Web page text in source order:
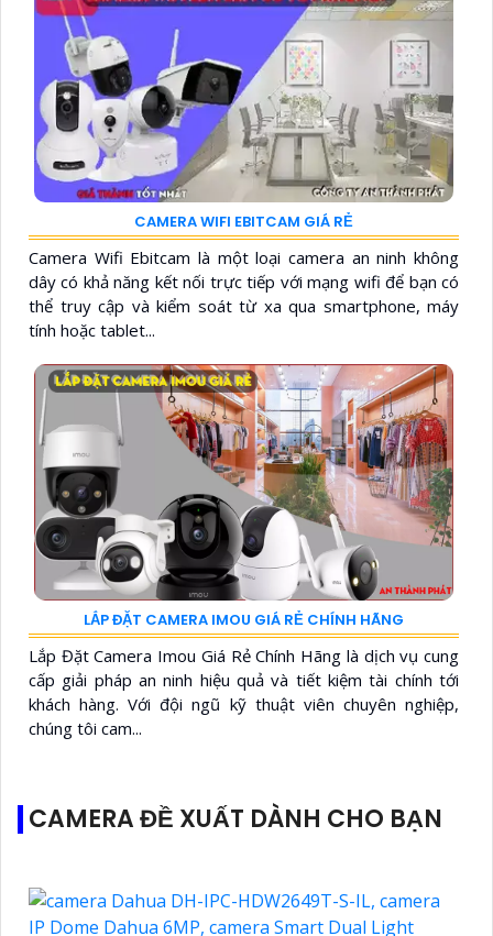
CAMERA WIFI EBITCAM GIÁ RẺ
Camera Wifi Ebitcam là một loại camera an ninh không
dây có khả năng kết nối trực tiếp với mạng wifi để bạn có
thể truy cập và kiểm soát từ xa qua smartphone, máy
tính hoặc tablet...
LẮP ĐẶT CAMERA IMOU GIÁ RẺ CHÍNH HÃNG
Lắp Đặt Camera Imou Giá Rẻ Chính Hãng là dịch vụ cung
cấp giải pháp an ninh hiệu quả và tiết kiệm tài chính tới
khách hàng. Với đội ngũ kỹ thuật viên chuyên nghiệp,
chúng tôi cam...
CAMERA ĐỀ XUẤT DÀNH CHO BẠN